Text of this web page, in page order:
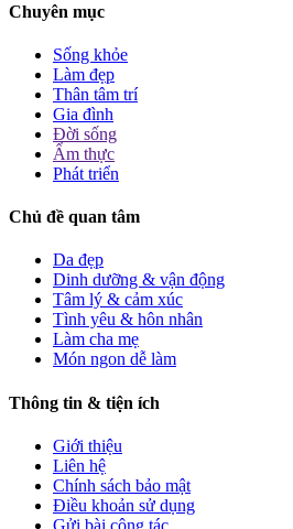
Chuyên mục
Sống khỏe
Làm đẹp
Thân tâm trí
Gia đình
Đời sống
Ẩm thực
Phát triển
Chủ đề quan tâm
Da đẹp
Dinh dưỡng & vận động
Tâm lý & cảm xúc
Tình yêu & hôn nhân
Làm cha mẹ
Món ngon dễ làm
Thông tin & tiện ích
Giới thiệu
Liên hệ
Chính sách bảo mật
Điều khoản sử dụng
Gửi bài cộng tác